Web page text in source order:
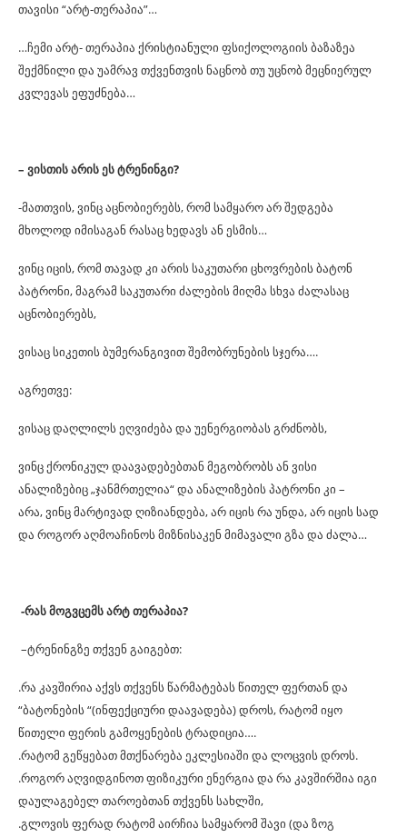
თავისი “არტ-თერაპია”…
…ჩემი არტ- თერაპია ქრისტიანული ფსიქოლოგიის ბაზაზეა
შექმნილი და უამრავ თქვენთვის ნაცნობ თუ უცნობ მეცნიერულ
კვლევას ეფუძნება…
– ვისთის არის ეს ტრენინგი?
-მათთვის, ვინც აცნობიერებს, რომ სამყარო არ შედგება
მხოლოდ იმისაგან რასაც ხედავს ან ესმის…
ვინც იცის, რომ თავად კი არის საკუთარი ცხოვრების ბატონ
პატრონი, მაგრამ საკუთარი ძალების მიღმა სხვა ძალასაც
აცნობიერებს,
ვისაც სიკეთის ბუმერანგივით შემობრუნების სჯერა….
აგრეთვე:
ვისაც დაღლილს ეღვიძება და უენერგიობას გრძნობს,
ვინც ქრონიკულ დაავადებებთან მეგობრობს ან ვისი
ანალიზებიც „ჯანმრთელია“ და ანალიზების პატრონი კი –
არა,ვინც მარტივად ღიზიანდება, არ იცის რა უნდა, არ იცის სად
და როგორ აღმოაჩინოს მიზნისაკენ მიმავალი გზა და ძალა…
-რას მოგვცემს არტ თერაპია?
–ტრენინგზე თქვენ გაიგებთ:
.რა კავშირია აქვს თქვენს წარმატებას წითელ ფერთან და
“ბატონების “(ინფექციური დაავადება) დროს, რატომ იყო
წითელი ფერის გამოყენების ტრადიცია….
.რატომ გეწყებათ მთქნარება ეკლესიაში და ლოცვის დროს.
.როგორ აღვიდგინოთ ფიზიკური ენერგია და რა კავშირშია იგი
დაულაგებელ თაროებთან თქვენს სახლში,
.გლოვის ფერად რატომ აირჩია სამყარომ შავი (და ზოგ